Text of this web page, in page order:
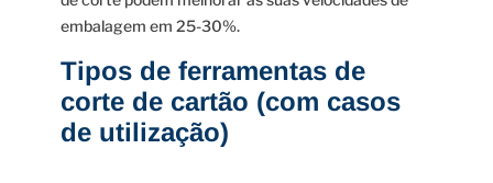
embalagem em 25-30%.
Tipos de ferramentas de
corte de cartão (com casos
de utilização)